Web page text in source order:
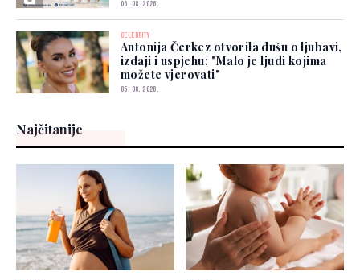
06. 08. 2026.
CELEBRITY
Antonija Čerkez otvorila dušu o ljubavi,
izdaji i uspjehu: "Malo je ljudi kojima
možete vjerovati"
05. 08. 2026.
Najčitanije